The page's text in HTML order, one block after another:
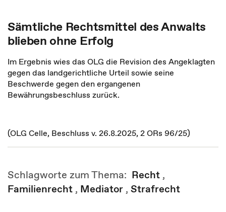
Sämtliche Rechtsmittel des Anwalts
blieben ohne Erfolg
Im Ergebnis wies das OLG die Revision des Angeklagten
gegen das landgerichtliche Urteil sowie seine
Beschwerde gegen den ergangenen
Bewährungsbeschluss zurück.
(OLG Celle, Beschluss v. 26.8.2025, 2 ORs 96/25)
Schlagworte zum Thema: Recht ,
Familienrecht , Mediator , Strafrecht